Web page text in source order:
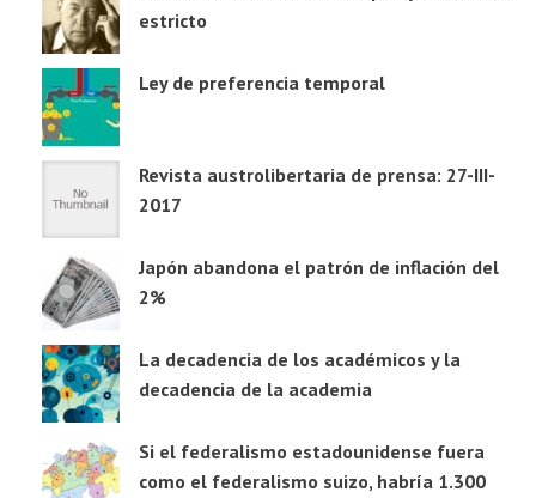
estricto
Ley de preferencia temporal
Revista austrolibertaria de prensa: 27-III-
2017
Japón abandona el patrón de inflación del
2%
La decadencia de los académicos y la
decadencia de la academia
Si el federalismo estadounidense fuera
como el federalismo suizo, habría 1.300